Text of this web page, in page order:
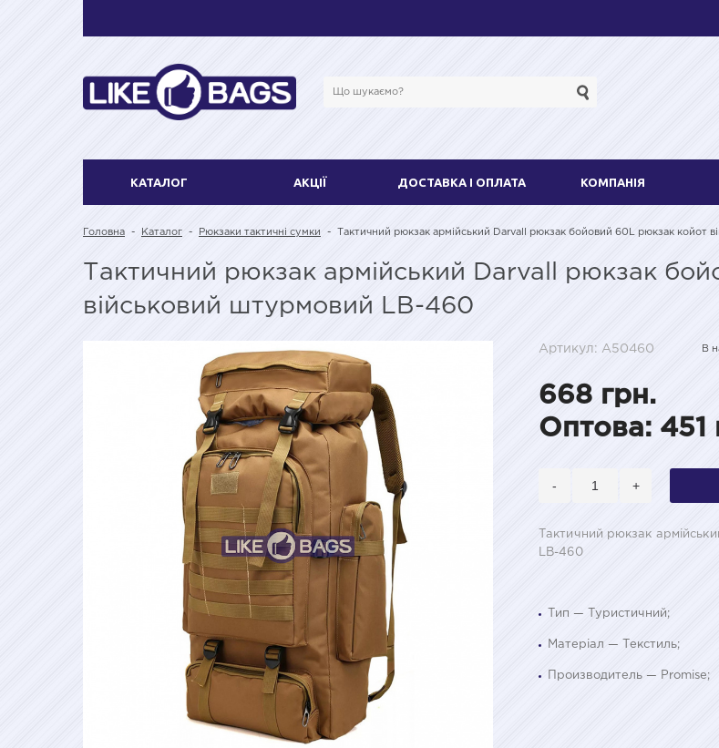
КАТАЛОГ АКЦІЇ ДОСТАВКА І ОПЛАТА КОМПАНІЯ
Головна - Каталог - Рюкзаки тактичні сумки - Тактичний рюкзак армійський Darvall рюкзак бойовий 60L рюкзак койот
Тактичний рюкзак армійський Darvall рюкзак
військовий штурмовий LB-460
Артикул: A50460 В
668 грн.
Оптова: 451
- +
Тактичний рюкзак
LB-460
Тип — Туристичний;
Матеріал — Текстиль;
Производитель — Promise;